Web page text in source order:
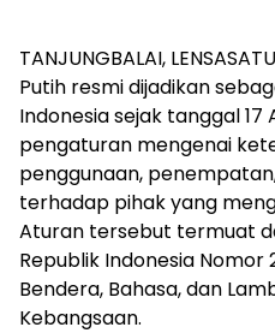
TANJUNGBALAI,
Putih resmi dijadikan
Indonesia sejak tanggal 17
pengaturan mengenai
penggunaan,
terhadap pihak yang
Aturan tersebut termuat
Republik Indonesia
Bendera, Bahasa, dan
Kebangsaan.